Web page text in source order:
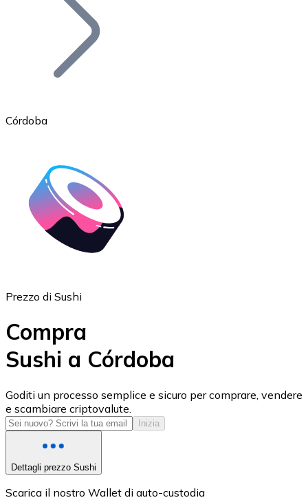
Ethereum
ETH
USD Coin
USDC
Córdoba
Prezzo di Sushi
Compra
Sushi a Córdoba
Goditi un processo semplice e sicuro per comprare, vendere
e scambiare criptovalute.
Inizia
Dettagli prezzo Sushi
Scarica il nostro Wallet di auto-custodia